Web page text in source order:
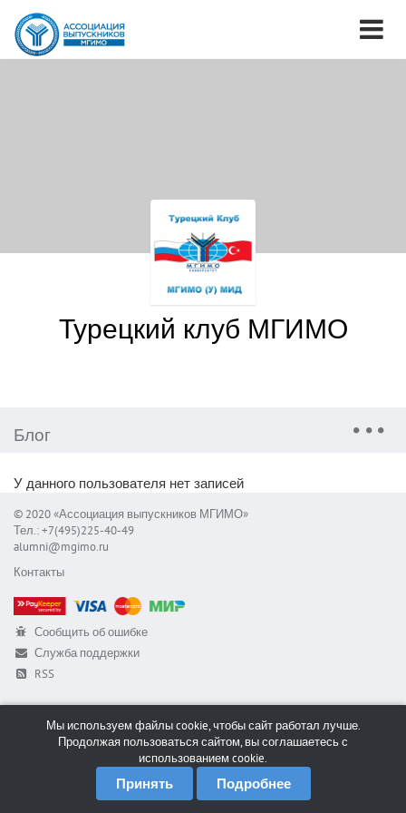
Турецкий клуб МГИМО
Блог
У данного пользователя нет записей
© 2020 «Ассоциация выпускников МГИМО»
Тел.: +7(495)225-40-49
alumni@mgimo.ru
Контакты
Сообщить об ошибке
Служба поддержки
RSS
Мы используем файлы cookie, чтобы сайт работал лучше.
Продолжая пользоваться сайтом, вы соглашаетесь с
использованием cookie.
Принять Подробнее